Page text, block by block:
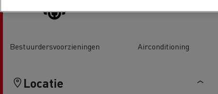
Bestuurdersvoorzieningen Airconditioning
Locatie